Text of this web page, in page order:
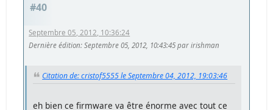
#40
Septembre 05, 2012, 10:36:24
Dernière édition: Septembre 05, 2012, 10:43:45 par irishman
Citation de: cristof5555 le Septembre 04, 2012, 19:03:46
eh bien ce firmware va être énorme avec tout ce